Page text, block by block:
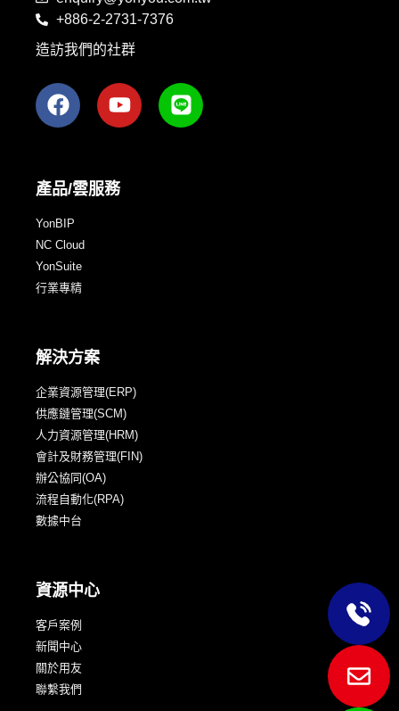
+886-2-2731-7376
造訪我們的社群
產品/雲服務
YonBIP
NC Cloud
YonSuite
行業專精
解決方案
企業資源管理(ERP)
供應鏈管理(SCM)
人力資源管理(HRM)
會計及財務管理(FIN)
辦公協同(OA)
流程自動化(RPA)
數據中台
資源中心
客戶案例
新聞中心
關於用友
聯繫我們